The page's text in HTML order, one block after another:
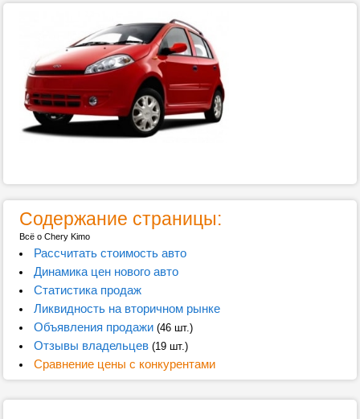
Содержание страницы:
Всё о Chery Kimo
Рассчитать стоимость авто
Динамика цен нового авто
Статистика продаж
Ликвидность на вторичном рынке
Объявления продажи(46 шт.)
Отзывы владельцев(19 шт.)
Сравнение цены с конкурентами